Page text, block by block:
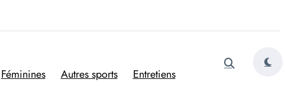
Féminines Autres sports Entretiens